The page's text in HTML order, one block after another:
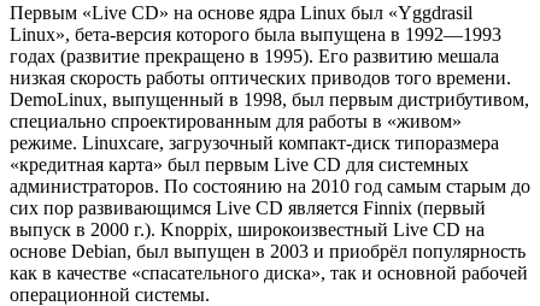
Первым «Live CD» на основе ядра Linux был «Yggdrasil
Linux», бета-версия которого была выпущена в 1992—1993
годах (развитие прекращено в 1995). Его развитию мешала
низкая скорость работы оптических приводов того времени.
DemoLinux, выпущенный в 1998, был первым дистрибутивом,
специально спроектированным для работы в «живом»
режиме. Linuxcare, загрузочный компакт-диск типоразмера
«кредитная карта» был первым Live CD для системных
администраторов. По состоянию на 2010 год самым старым до
сих пор развивающимся Live CD является Finnix (первый
выпуск в 2000 г.). Knoppix, широкоизвестный Live CD на
основе Debian, был выпущен в 2003 и приобрёл популярность
как в качестве «спасательного диска», так и основной рабочей
операционной системы.